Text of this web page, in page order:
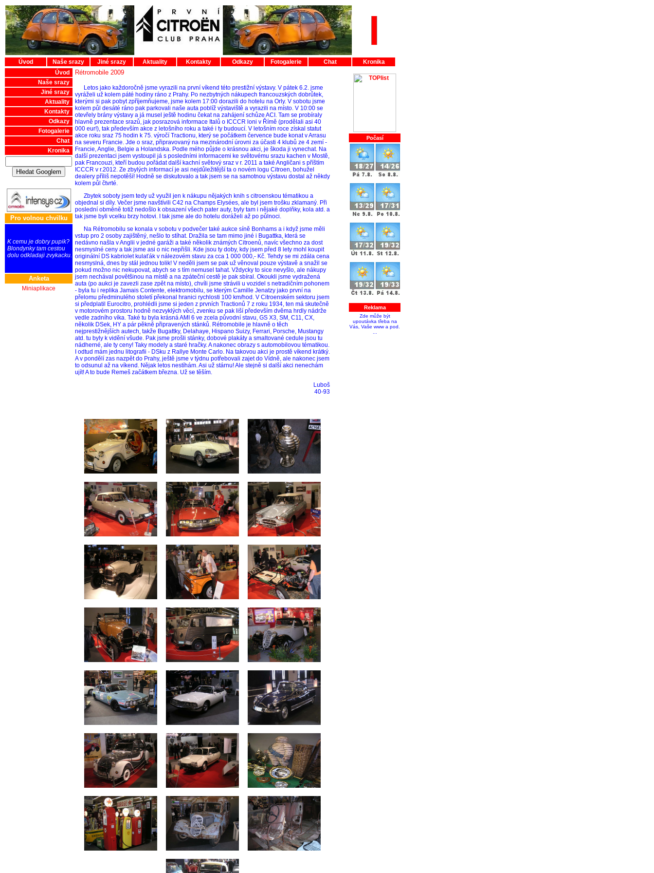
Úvod Naše srazy Jiné srazy Aktuality Kontakty Odkazy Fotogalerie Chat
Kronika
Úvod
Naše srazy
Jiné srazy
Aktuality
Kontakty
Odkazy
Fotogalerie
Chat
Kronika
Pro volnou chvilku
K cemu je dobry pupik?
Blondynky tam cestou
dolu odkladaji zvykacku.
Anketa
Miniaplikace
Počasí
Reklama
Zde může být
upoutávka třeba na
Vás, Vaše www a pod.
Rétromobile 2009
Letos jako každoročně jsme vyrazili na první víkend této prestižní výstavy. V pátek 6.2. jsme
vyráželi už kolem páté hodiny ráno z Prahy. Po nezbytných nákupech francouzských dobrůtek,
kterými si pak pobyt zpříjemňujeme, jsme kolem 17:00 dorazili do hotelu na Orly. V sobotu jsme
kolem půl desáté ráno pak parkovali naše auta poblíž výstaviště a vyrazili na místo. V 10:00 se
otevřely brány výstavy a já musel ještě hodinu čekat na zahájení schůze ACI. Tam se probíraly
hlavně prezentace srazů, jak posrazová informace Italů o ICCCR loni v Římě (prodělali asi 40
000 eur!), tak především akce z letošního roku a také i ty budoucí. V letošním roce získal statut
akce roku sraz 75 hodin k 75. výročí Tractionu, který se počátkem července bude konat v Arrasu
na severu Francie. Jde o sraz, připravovaný na mezinárodní úrovni za účasti 4 klubů ze 4 zemí -
Francie, Anglie, Belgie a Holandska. Podle mého půjde o krásnou akci, je škoda ji vynechat. Na
další prezentaci jsem vystoupil já s posledními informacemi ke světovému srazu kachen v Mostě,
pak Francouzi, kteří budou pořádat další kachní světový sraz v r. 2011 a také Angličani s příštím
ICCCR v r.2012. Ze zbylých informací je asi nejdůležitější ta o novém logu Citroen, bohužel
dealery příliš nepotěší! Hodně se diskutovalo a tak jsem se na samotnou výstavu dostal až někdy
kolem půl čtvrté.
Zbytek soboty jsem tedy už využil jen k nákupu nějakých knih s citroenskou tématikou a
objednal si díly. Večer jsme navštívili C42 na Champs Elysées, ale byl jsem trošku zklamaný. Při
poslední obměně totiž nedošlo k obsazení všech pater auty, byly tam i nějaké doplňky, kola atd. a
tak jsme byli vcelku brzy hotovi. I tak jsme ale do hotelu doráželi až po půlnoci.
Na Rétromobilu se konala v sobotu v podvečer také aukce síně Bonhams a i když jsme měli
vstup pro 2 osoby zajištěný, nešlo to stíhat. Dražila se tam mimo jiné i Bugattka, která se
nedávno našla v Anglii v jedné garáži a také několik známých Citroenů, navíc všechno za dost
nesmyslné ceny a tak jsme asi o nic nepřišli. Kde jsou ty doby, kdy jsem před 8 lety mohl koupit
originální DS kabriolet kulaťák v nálezovém stavu za cca 1 000 000,- Kč. Tehdy se mi zdála cena
nesmyslná, dnes by stál jednou tolik! V neděli jsem se pak už věnoval pouze výstavě a snažil se
pokud možno nic nekupovat, abych se s tím nemusel tahat. Vždycky to sice nevyšlo, ale nákupy
jsem nechával povětšinou na místě a na zpáteční cestě je pak sbíral. Okoukli jsme vydražená
auta (po aukci je zavezli zase zpět na místo), chvíli jsme strávili u vozidel s netradičním pohonem
- byla tu i replika Jamais Contente, elektromobilu, se kterým Camille Jenatzy jako první na
přelomu předminulého století překonal hranici rychlosti 100 km/hod. V Citroenském sektoru jsem
si předplatil Eurocitro, prohlédli jsme si jeden z prvních Tractionů 7 z roku 1934, ten má skutečně
v motorovém prostoru hodně nezvyklých věcí, zvenku se pak liší především dvěma hrdly nádrže
vedle zadního víka. Také tu byla krásná AMI 6 ve zcela původní stavu, GS X3, SM, C11, CX,
několik DSek, HY a pár pěkně připravených stánků. Rétromobile je hlavně o těch
nejprestižnějších autech, takže Bugattky, Delahaye, Hispano Suizy, Ferrari, Porsche, Mustangy
atd. tu byly k vidění všude. Pak jsme prošli stánky, dobové plakáty a smaltované cedule jsou tu
nádherné, ale ty ceny! Taky modely a staré hračky. A nakonec obrazy s automobilovou tématikou.
I odtud mám jednu litografii - DSku z Rallye Monte Carlo. Na takovou akci je prostě víkend krátký.
A v pondělí zas nazpět do Prahy, ještě jsme v týdnu potřebovali zajet do Vídně, ale nakonec jsem
to odsunul až na víkend. Nějak letos nestíhám. Asi už stárnu! Ale stejně si další akci nenechám
ujít! A to bude Remeš začátkem března. Už se těším.
Luboš
40-93